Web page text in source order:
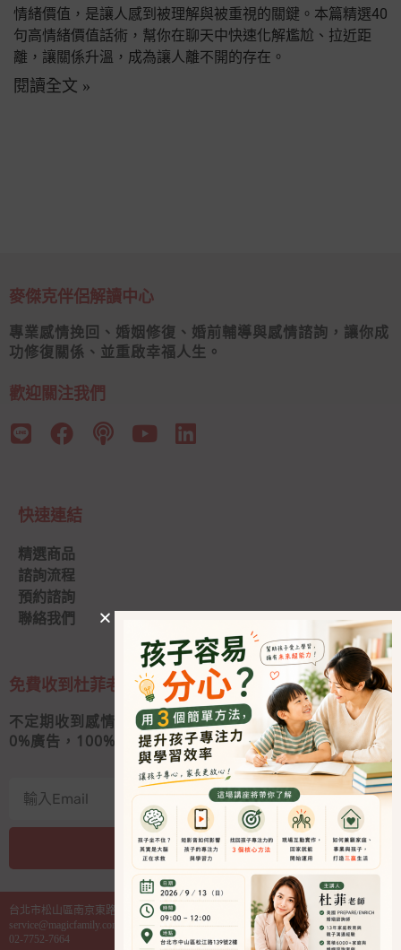
情緒價值，是讓人感到被理解與被重視的關鍵。本篇精選40
句高情緒價值話術，幫你在聊天中快速化解尷尬、拉近距
離，讓關係升溫，成為讓人離不開的存在。
閱讀全文 »
麥傑克伴侶解讀中心
專業感情挽回、婚姻修復、婚前輔導與感情諮詢，讓你成
功修復關係、並重啟幸福人生。
歡迎關注我們
快速連結
精選商品
諮詢流程
預約諮詢
聯絡我們
免費收到杜菲老師的私人信
不定期收到感情秘訣和婚姻經營心法
0%廣告，100%好內容
我要收信
l
t
e
台北市松山區南京東路四段130號2樓之1
service@magicfamily.com.tw
02-7752-7664